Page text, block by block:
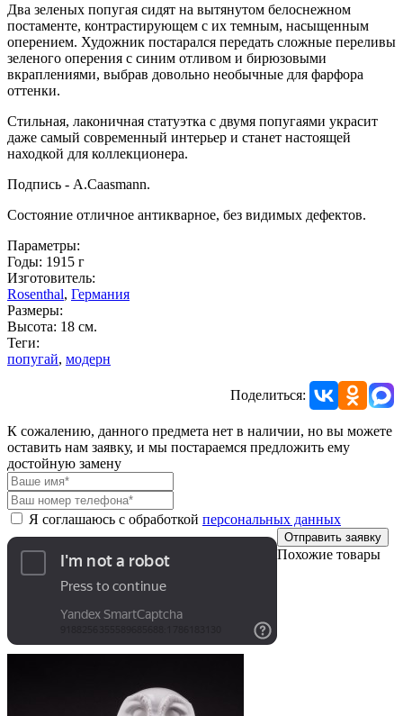
Два зеленых попугая сидят на вытянутом белоснежном
постаменте, контрастирующем с их темным, насыщенным
оперением. Художник постарался передать сложные переливы
зеленого оперения с синим отливом и бирюзовыми
вкраплениями, выбрав довольно необычные для фарфора
оттенки.
Стильная, лаконичная статуэтка с двумя попугаями украсит
даже самый современный интерьер и станет настоящей
находкой для коллекционера.
Подпись - A.Caasmann.
Состояние отличное антикварное, без видимых дефектов.
Параметры:
Годы: 1915 г
Изготовитель:
Rosenthal, Германия
Размеры:
Высота: 18 см.
Теги:
попугай, модерн
Поделиться:
К сожалению, данного предмета нет в наличии, но вы можете
оставить нам заявку, и мы постараемся предложить ему
достойную замену
Я соглашаюсь с обработкой персональных данных
Отправить заявку
Похожие товары